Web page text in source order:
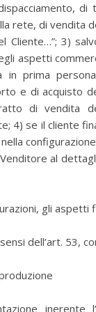
di
rete, di vendita
3)
aspetti
in prima
e di acquisto
di vendita
4) se il cliente
al
gli aspetti
dell’art. 53,
inerente